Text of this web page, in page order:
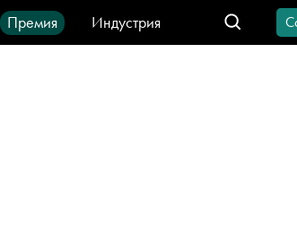
Премия
Индустрия
продукты